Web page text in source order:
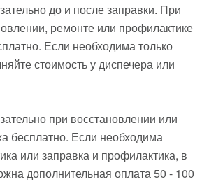
до и после заправки. При
ремонте или профилактике
Если необходима только
стоимость у диспечера или
при восстановлении или
бесплатно. Если необходима
или заправка и профилактика, в
дополнительная оплата 50 - 100